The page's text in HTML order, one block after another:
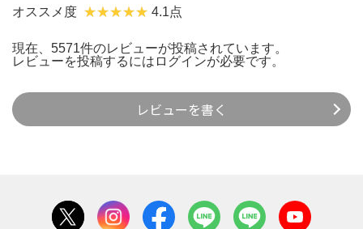
オススメ度 4.1点
現在、5571件のレビューが投稿されています。
レビューを投稿するには ログインが必要です。
レビューを書く